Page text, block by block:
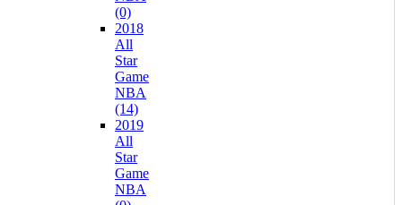
(0)
2018
All
Star
Game
NBA
(14)
2019
All
Star
Game
NBA